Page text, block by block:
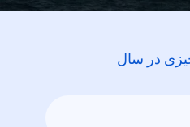
چیزی در سال